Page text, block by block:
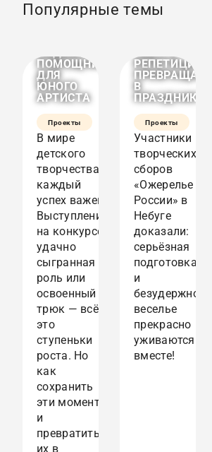
Популярные темы
ЦИФРОВОЙ
АРХИВ
ПОМОЩНИК
ДЛЯ
ЮНОГО
АРТИСТА
Проекты
В мире
детского
творчества
каждый
успех важен.
Выступление
на конкурсе,
удачно
сыгранная
роль или
освоенный
трюк — всё
это
ступеньки
роста. Но
как
сохранить
эти моменты
и
превратить
их в
КАК В
ИЮНЬСКИХ
РЕПЕТИЦИИ
В
ПРАЗДНИК?
Проекты
Участники
творческих
сборов
«Ожерелье
России» в
Небуге
доказали:
серьёзная
подготовка
и
безудержное
веселье
прекрасно
уживаются
вместе!